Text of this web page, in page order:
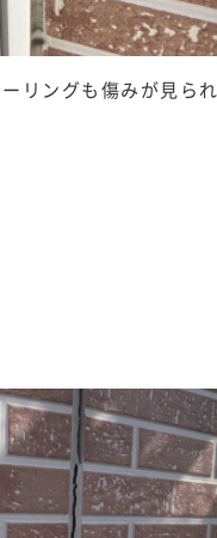
リングも傷みが見られ